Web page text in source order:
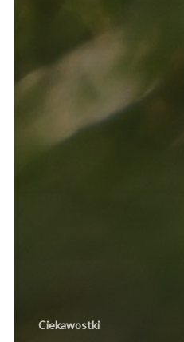
Ciekawostki